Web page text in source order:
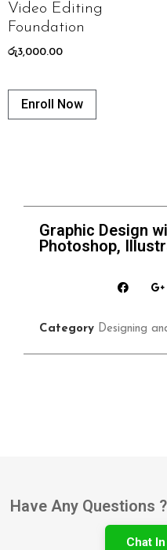
Video Editing
Foundation
රු3,000.00
Enroll Now
Graphic Design
Photoshop,
Category Designing
Have Any Questions
Chat